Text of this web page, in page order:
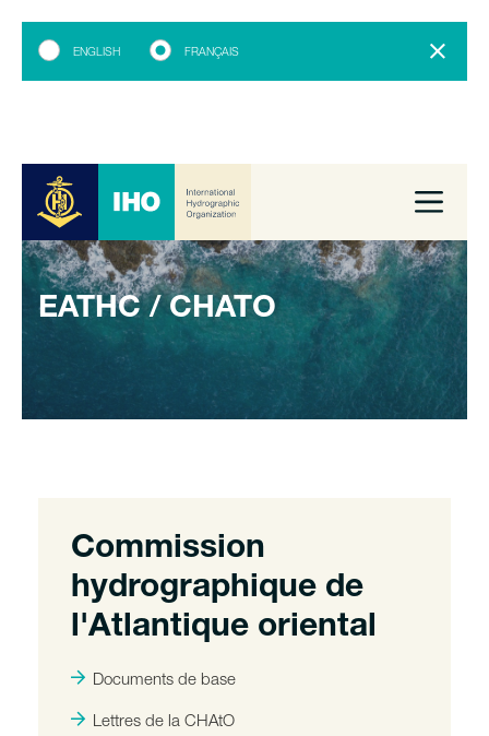
ENGLISH FRANÇAIS
EATHC / CHATO
Commission
hydrographique de
l'Atlantique oriental
Documents de base
Lettres de la CHAtO